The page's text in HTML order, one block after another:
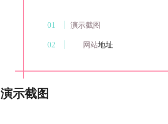
演示截图
网站地址
演示截图